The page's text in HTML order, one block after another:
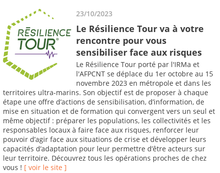
23/10/2023
Le Résilience Tour va à votre
rencontre pour vous
sensibiliser face aux risques
Le Résilience Tour porté par l'IRMa et
l'AFPCNT se déplace du 1er octobre au 15
novembre 2023 en métropole et dans les
territoires ultra-marins. Son objectif est de proposer à chaque
étape une offre d’actions de sensibilisation, d’information, de
mise en situation et de formation qui convergent vers un seul et
même objectif : préparer les populations, les collectivités et les
responsables locaux à faire face aux risques, renforcer leur
pouvoir d’agir face aux situations de crise et développer leurs
capacités d’adaptation pour leur permettre d’être acteurs sur
leur territoire. Découvrez tous les opérations proches de chez
vous ! [ voir le site ]